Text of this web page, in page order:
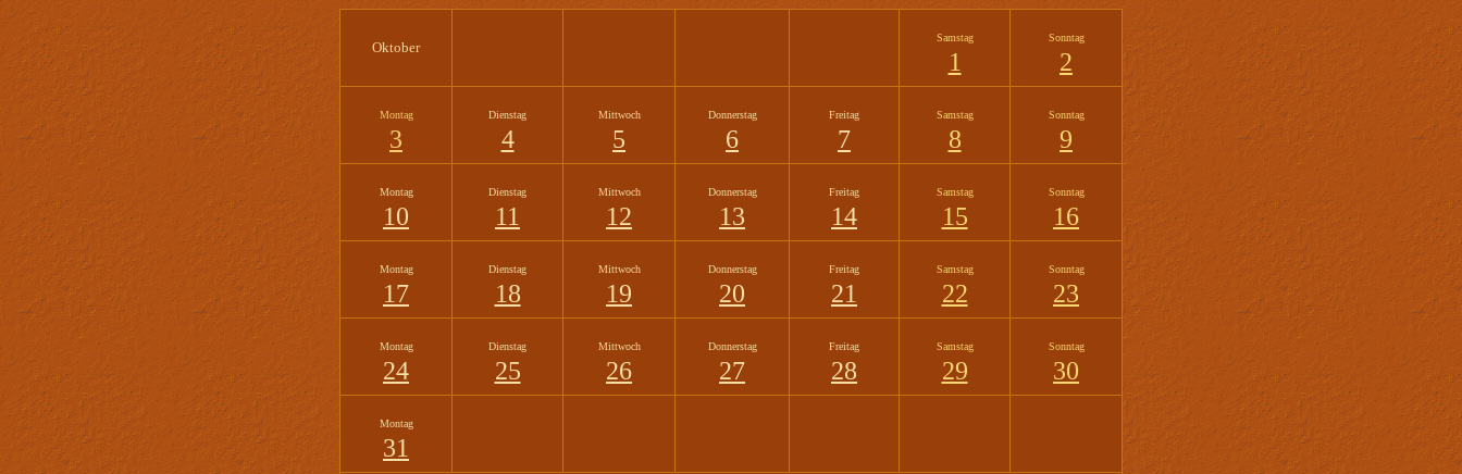
Oktober
Samstag
1
Sonntag
2
Montag
3
Dienstag
4
Mittwoch
5
Donnerstag
6
Freitag
7
Samstag
8
Sonntag
9
Montag
10
Dienstag
11
Mittwoch
12
Donnerstag
13
Freitag
14
Samstag
15
Sonntag
16
Montag
17
Dienstag
18
Mittwoch
19
Donnerstag
20
Freitag
21
Samstag
22
Sonntag
23
Montag
24
Dienstag
25
Mittwoch
26
Donnerstag
27
Freitag
28
Samstag
29
Sonntag
30
Montag
31